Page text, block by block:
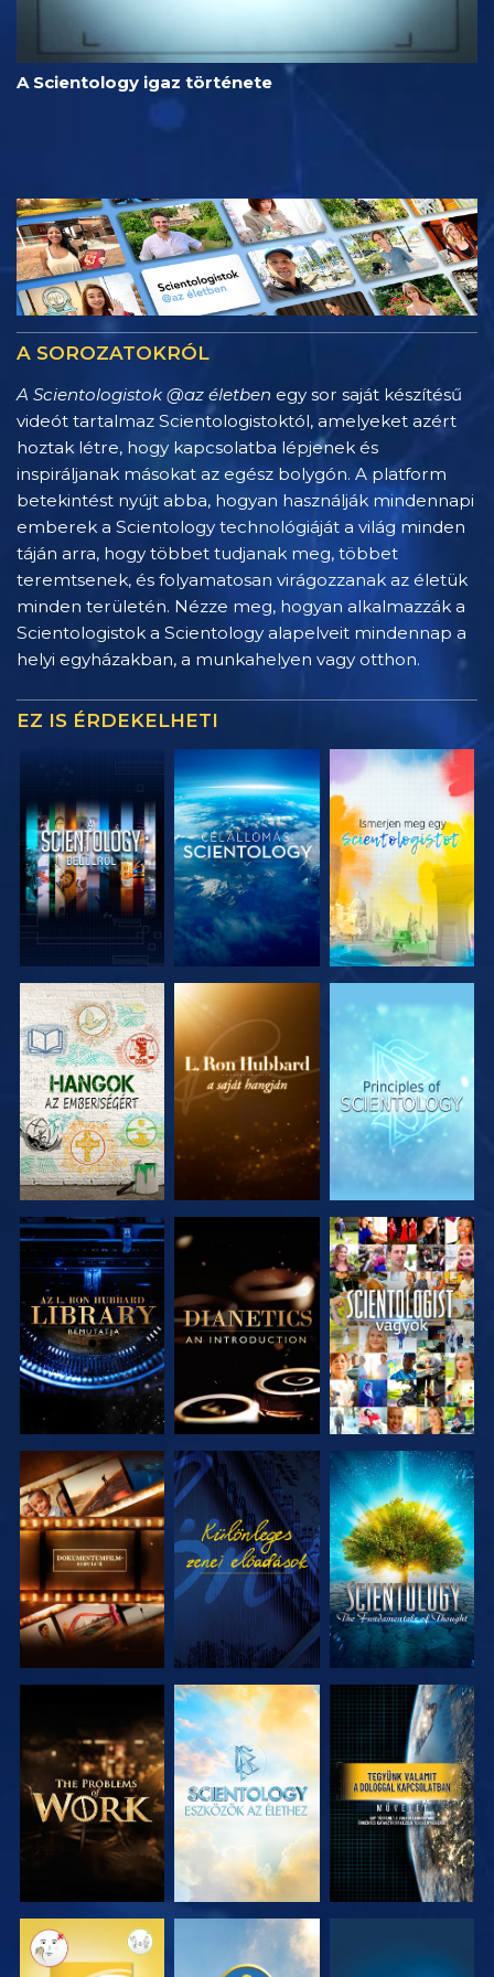
A Scientology igaz története
A SOROZATOKRÓL
A Scientologistok @az életben egy sor saját készítésű
videót tartalmaz Scientologistoktól, amelyeket azért
hoztak létre, hogy kapcsolatba lépjenek és
inspiráljanak másokat az egész bolygón. A platform
betekintést nyújt abba, hogyan használják mindennapi
emberek a Scientology technológiáját a világ minden
táján arra, hogy többet tudjanak meg, többet
teremtsenek, és folyamatosan virágozzanak az életük
minden területén. Nézze meg, hogyan alkalmazzák a
Scientologistok a Scientology alapelveit mindennap a
helyi egyházakban, a munkahelyen vagy otthon.
EZ IS ÉRDEKELHETI
A SOROZAT
RÉSZEI
A SOROZAT
RÉSZEI
A SOROZAT
RÉSZEI
A SOROZAT
RÉSZEI
A SOROZAT
RÉSZEI
MŰSORNÉZÉS
A SOROZAT
RÉSZEI
MŰSORNÉZÉS
A SOROZAT
RÉSZEI
A SOROZAT
RÉSZEI
A SOROZAT
RÉSZEI
MŰSORNÉZÉS